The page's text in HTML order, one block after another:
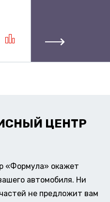
ЦЕНТР
«Формула» окажет
автомобиля. Ни
не предложит вам